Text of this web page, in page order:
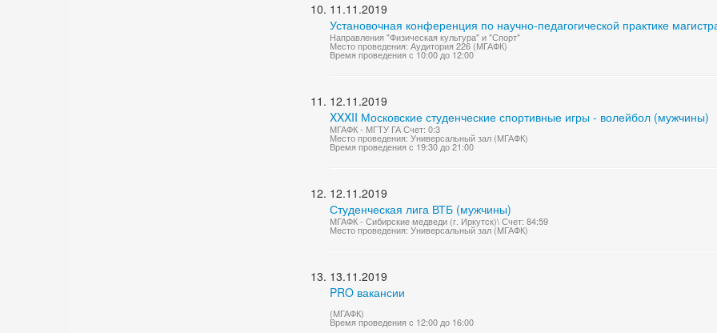
11.11.2019
Установочная конференция по научно-педагогической практике
Направления "Физическая культура" и "Спорт"
Место проведения: Аудитория 226 (МГАФК)
Время проведения с 10:00 до 12:00
12.11.2019
XXXII Московские студенческие спортивные игры - волейбол (мужчины)
МГАФК - МГТУ ГА Счет: 0:3
Место проведения: Универсальный зал (МГАФК)
Время проведения с 19:30 до 21:00
12.11.2019
Студенческая лига ВТБ (мужчины)
МГАФК - Сибирские медведи (г. Иркутск)\ Счет: 84:59
Место проведения: Универсальный зал (МГАФК)
13.11.2019
PRO вакансии
(МГАФК)
Время проведения с 12:00 до 16:00